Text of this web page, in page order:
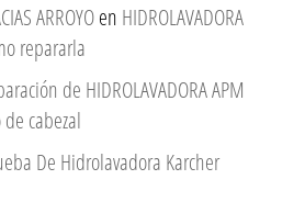
ARROYOen HIDROLAVADORA
repararla
de HIDROLAVADORA APM
cabezal
De Hidrolavadora Karcher